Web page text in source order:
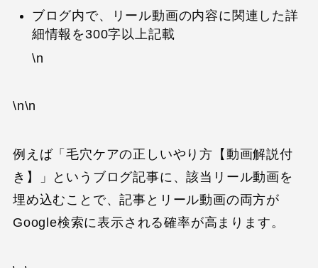
ブログ内で、リール動画の内容に関連した詳
細情報を300字以上記載
\n
\n\n
例えば「毛穴ケアの正しいやり方【動画解説付
き】」というブログ記事に、該当リール動画を
埋め込むことで、記事とリール動画の両方が
Google検索に表示される確率が高まります。